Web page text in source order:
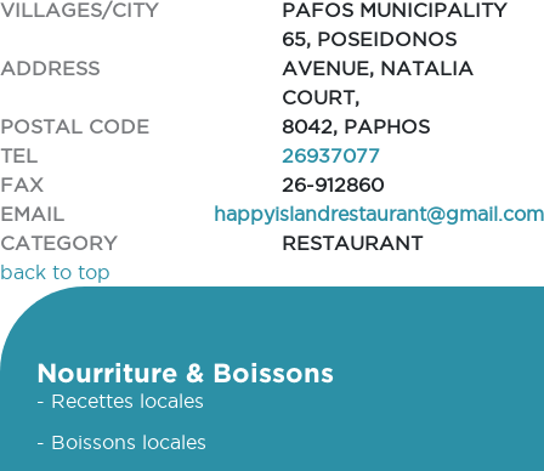
VILLAGES/CITY
PAFOS MUNICIPALITY
ADDRESS
65, POSEIDONOS
AVENUE, NATALIA
COURT,
POSTAL CODE
8042, PAPHOS
TEL
26937077
FAX
26-912860
EMAIL
happyislandrestaurant@gmail.com
CATEGORY
RESTAURANT
back to top
Nourriture & Boissons
- Recettes locales
- Boissons locales